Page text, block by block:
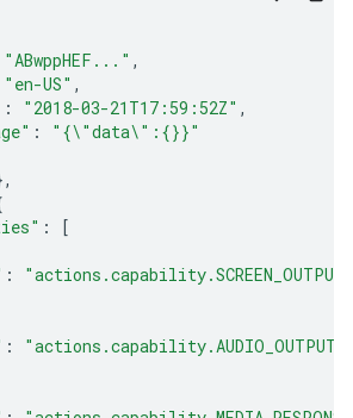
"ABwppHEF..." ,
"en-US" ,
: "2018-03-21T17:59:52Z" ,
:
"{\"data\":{}}"
:
[
:
:
"actions.capability.AUDIO_OUTPUT"